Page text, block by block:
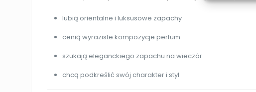
lubią orientalne i luksusowe zapachy
cenią wyraziste kompozycje perfum
szukają eleganckiego zapachu na wieczór
chcą podkreślić swój charakter i styl